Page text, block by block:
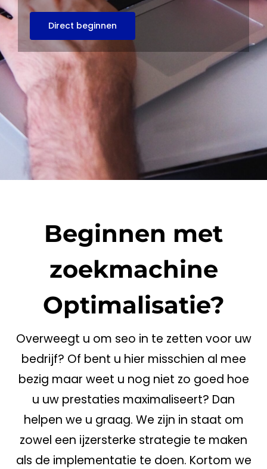
Direct beginnen
Beginnen met
zoekmachine
Optimalisatie?
Overweegt u om seo in te zetten voor uw
bedrijf? Of bent u hier misschien al mee
bezig maar weet u nog niet zo goed hoe
u uw prestaties maximaliseert? Dan
helpen we u graag. We zijn in staat om
zowel een ijzersterke strategie te maken
als de implementatie te doen. Kortom we